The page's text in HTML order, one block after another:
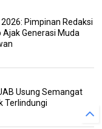
Pimpinan Redaksi
Ajak Generasi Muda
Usung Semangat
Terlindungi